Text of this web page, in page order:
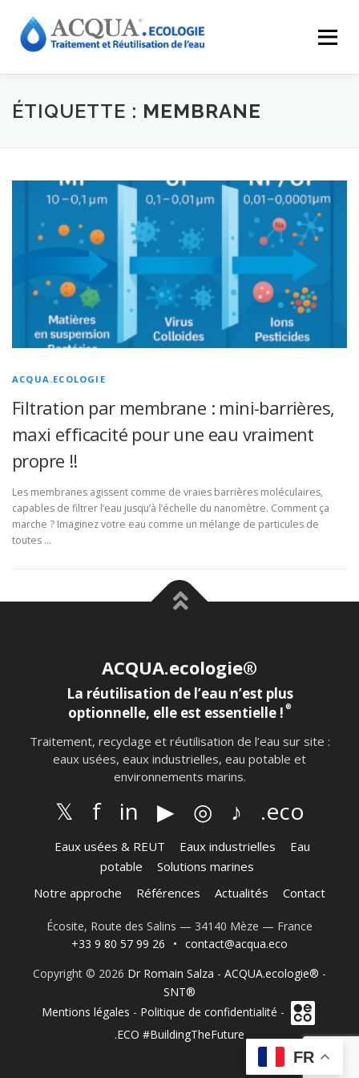
Menu
RESSOURCES ACQUA-SHOP
ÉTIQUETTE : MEMBRANE
ACQUA.ECOLOGIE
Filtration par membrane : mini-barrières,
maxi efficacité pour une eau vraiment
propre !!
Les membranes agissent comme de vraies barrières moléculaires,
capables de filtrer l’eau jusqu’à l’échelle du nanomètre. Comment ça
marche ? Imaginez votre eau comme un mélange de particules de
toutes …
ACQUA.ecologie®
La réutilisation de l’eau n’est plus
optionnelle, elle est essentielle ! ®
Traitement, recyclage et réutilisation de l’eau sur site :
eaux usées, eaux industrielles, eau potable et
environnements marins.
𝕏 f in ▶ ◎ ♪ .eco
Eaux usées & REUT Eaux industrielles
Eau
potable
Solutions marines
Notre approche
Références Actualités Contact
Écosite, Route des Salins — 34140 Mèze — France
+33 9 80 57 99 26
• contact@acqua.eco
Copyright © 2026 Dr Romain Salza - ACQUA.ecologie® -
SNT®
Mentions légales - Politique de confidentialité -
.ECO #BuildingTheFuture
FR